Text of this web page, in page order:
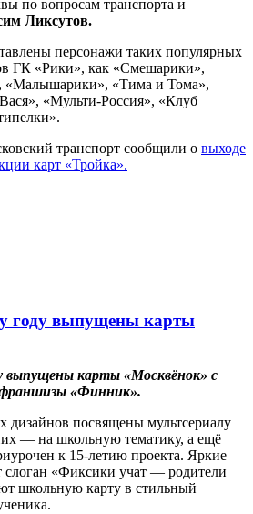
по вопросам транспорта и
Ликсутов.
персонажи таких популярных
ГК «Рики», как «Смешарики»,
«Тима и Тома»,
«Мульти-Россия», «Клуб
транспорт сообщили о выходе
карт «Тройка».
году выпущены карты
выпущены карты «Москвёнок» с
«Финник».
дизайнов посвящены мультсериалу
— на школьную тематику, а ещё
к 15-летию проекта. Яркие
«Фиксики учат — родители
школьную карту в стильный